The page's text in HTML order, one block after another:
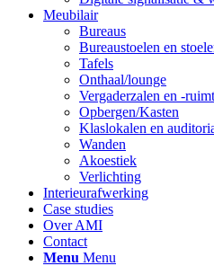
Meubilair
Bureaus
Bureaustoelen en
Tafels
Onthaal/lounge
Vergaderzalen en -
Opbergen/Kasten
Klaslokalen en
Wanden
Akoestiek
Verlichting
Interieurafwerking
Case studies
Over AMI
Contact
Menu Menu